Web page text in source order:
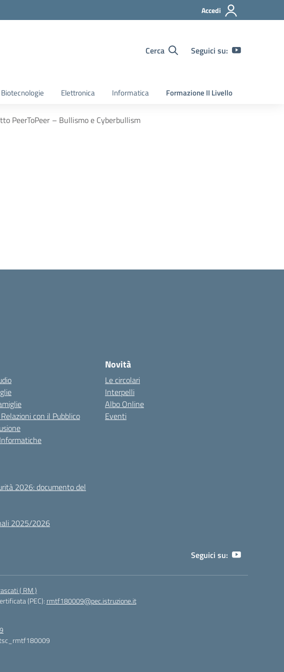
Accedi
Cerca Seguici su:
Biotecnologie Elettronica Informatica Formazione II Livello
PeerToPeer – Bullismo e Cyberbullism
con il Pubblico
2026: documento del
2025/2026
Novità
Le circolari
Interpelli
Albo Online
Eventi
Seguici su:
( RM )
(PEC): rmtf180009@pec.istruzione.it